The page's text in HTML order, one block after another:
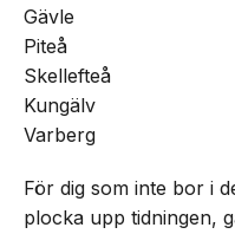
Gävle
Piteå
Skellefteå
Kungälv
Varberg
För dig som inte bor i
plocka upp tidningen,